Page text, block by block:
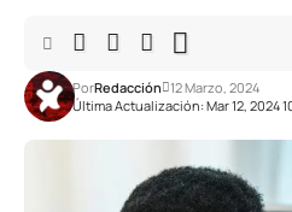
Última Actualización: Mar 12, 2024
PorRedacción 12 Marzo, 2024